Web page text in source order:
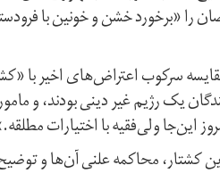
را «برخورد خشن و خونین با
این‌جا ولی‌فقیه با اختیارات
کشتار، محاکمه علنی آن‌ها و